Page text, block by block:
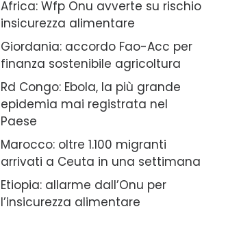
Africa: Wfp Onu avverte su rischio
insicurezza alimentare
Giordania: accordo Fao-Acc per
finanza sostenibile agricoltura
Rd Congo: Ebola, la più grande
epidemia mai registrata nel
Paese
Marocco: oltre 1.100 migranti
arrivati a Ceuta in una settimana
Etiopia: allarme dall’Onu per
l’insicurezza alimentare